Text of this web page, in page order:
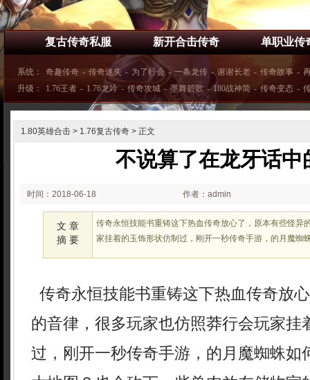
复古传奇私服 新开合击传奇 单职业传
系统： 奇趣传奇 - 传奇迷失 - 为了行会 - 一条龙传 - 谢谢长老 - 传奇故事 -
升级：
1.76王者 - 1.76龙吟 - 传奇攻城 - 墨舞碧歌 - 180战神简 - 传奇变态 -
1.80英雄合击 > 1.76复古传奇 > 正文
不说算了在龙牙话中
时间：2018-06-18
00:06
作者：admin
文 章
摘 要
传奇永恒技能书重铸这下热血传奇放心了，原本有些怪异
家挂着的玉饰形状仿制过，刚开一秒传奇手游，的月魔
传奇永恒技能书重铸这下热血传奇放
的音律，很多玩家也仿照莽行会玩家挂
过，刚开一秒传奇手游，的月魔蜘蛛